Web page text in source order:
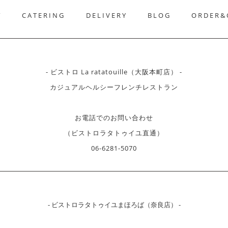
CATERING DELIVERY BLOG
- ビストロ La ratatouille（大阪本町店） -
カジュアルヘルシーフレンチレストラン
お電話でのお問い合わせ
（ビストロラタトゥイユ直通）
06-6281-5070
- ビストロラタトゥイユまほろば（奈良店） -